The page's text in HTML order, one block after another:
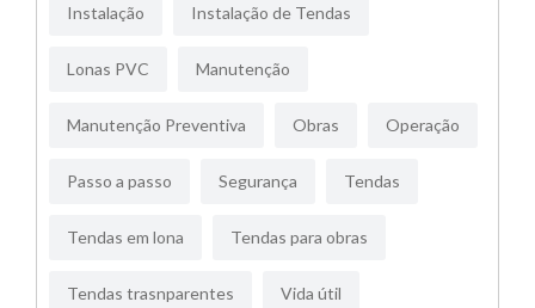
Instalação Instalação de Tendas
Lonas PVC Manutenção
Manutenção Preventiva Obras Operação
Passo a passo Segurança Tendas
Tendas em lona Tendas para obras
Tendas trasnparentes Vida útil